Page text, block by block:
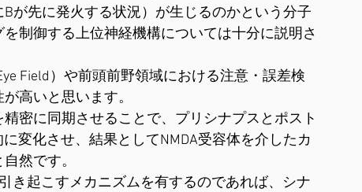
が先に発火する状況）が生じるのかという分子
制御する上位神経機構については十分に説明さ
Field）や前頭前野領域における注意・誤差検
高いと思います。
密に同期させることで、プリシナプスとポスト
変化させ、結果としてNMDA受容体を介したカ
然です。
き起こすメカニズムを有するのであれば、シナ